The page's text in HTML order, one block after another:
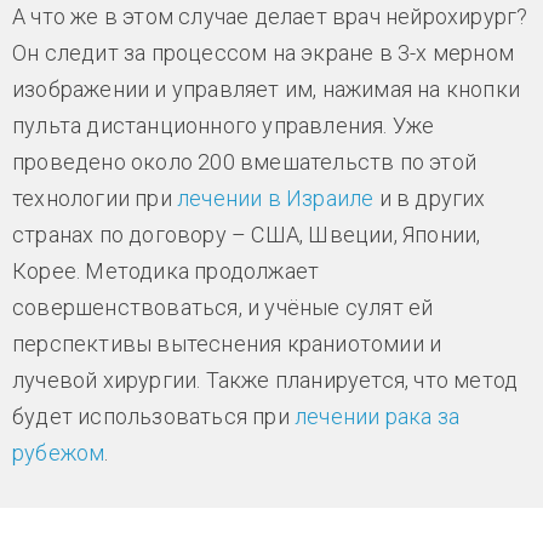
А что же в этом случае делает врач нейрохирург?
Он следит за процессом на экране в 3-х мерном
изображении и управляет им, нажимая на кнопки
пульта дистанционного управления. Уже
проведено около 200 вмешательств по этой
технологии при лечении в Израиле и в других
странах по договору – США, Швеции, Японии,
Корее. Методика продолжает
совершенствоваться, и учёные сулят ей
перспективы вытеснения краниотомии и
лучевой хирургии. Также планируется, что метод
будет использоваться при лечении рака за
рубежом.